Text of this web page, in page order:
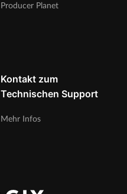
Producer Planet
Kontakt zum
Technischen Support
Mehr Infos